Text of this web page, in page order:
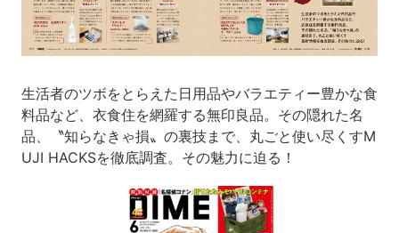
生活者のツボをとらえた日用品やバラエティー豊かな食
料品など、衣食住を網羅する無印良品。その隠れた名
品、〝知らなきゃ損〟の裏技まで、丸ごと使い尽くすM
UJI HACKSを徹底調査。その魅力に迫る！